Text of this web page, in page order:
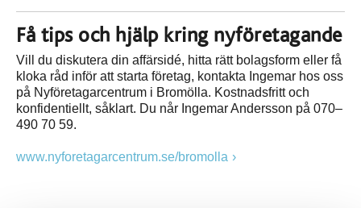
Få tips och hjälp kring nyföretagande
Vill du diskutera din affärsidé, hitta rätt bolagsform eller få
kloka råd inför att starta företag, kontakta Ingemar hos oss
på Nyföretagarcentrum i Bromölla. Kostnadsfritt och
konfidentiellt, såklart. Du når Ingemar Andersson på 070–
490 70 59.
www.nyforetagarcentrum.se/bromolla